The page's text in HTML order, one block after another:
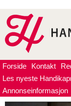
Forside Kontakt
Les nyeste
Annonseinformasjon